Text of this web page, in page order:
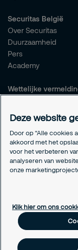
Securitas België
Over Securitas
Duurzaamheid
Pers
Academy
Wettelijke
Responsible
Verzekeringen
Wettelijke
Info betaalnummers
Cookie-instellingen
Deze website
Door op “Alle cookies
akkoord met het
voor het verbeteren
analyseren van
onze
Klik hier om ons